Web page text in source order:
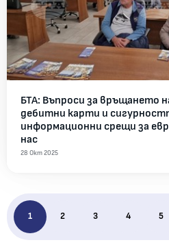
БТА: Въпроси за връщането
дебитни карти и
информационни срещи за
нас
28 Окт 2025
1 2 3 4 5